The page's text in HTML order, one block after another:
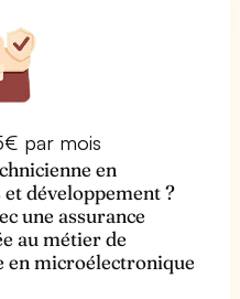
par mois
en
développement ?
une assurance
au métier de
en microélectronique